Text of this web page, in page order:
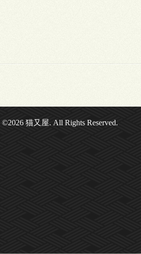
©2026 猫又屋. All Rights Reserved.